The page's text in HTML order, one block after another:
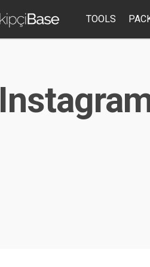
TOOLS